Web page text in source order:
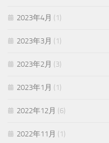
2023年4月 (1)
2023年3月 (1)
2023年2月 (3)
2023年1月 (1)
2022年12月 (6)
2022年11月 (1)